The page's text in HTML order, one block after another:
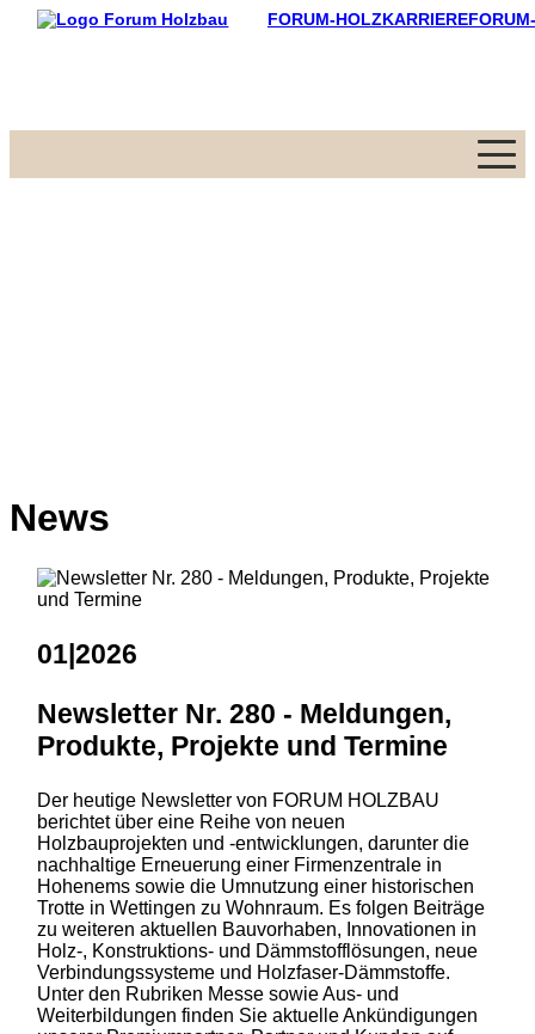
FORUM-HOLZKARRIERE
Menü
News
01|2026
Newsletter Nr. 280 - Meldungen,
Produkte, Projekte und Termine
Der heutige Newsletter von FORUM HOLZBAU
berichtet über eine Reihe von neuen
Holzbauprojekten und -entwicklungen, darunter die
nachhaltige Erneuerung einer Firmenzentrale in
Hohenems sowie die Umnutzung einer historischen
Trotte in Wettingen zu Wohnraum. Es folgen Beiträge
zu weiteren aktuellen Bauvorhaben, Innovationen in
Holz-, Konstruktions- und Dämmstofflösungen, neue
Verbindungssysteme und Holzfaser-Dämmstoffe.
Unter den Rubriken Messe sowie Aus- und
Weiterbildungen finden Sie aktuelle Ankündigungen